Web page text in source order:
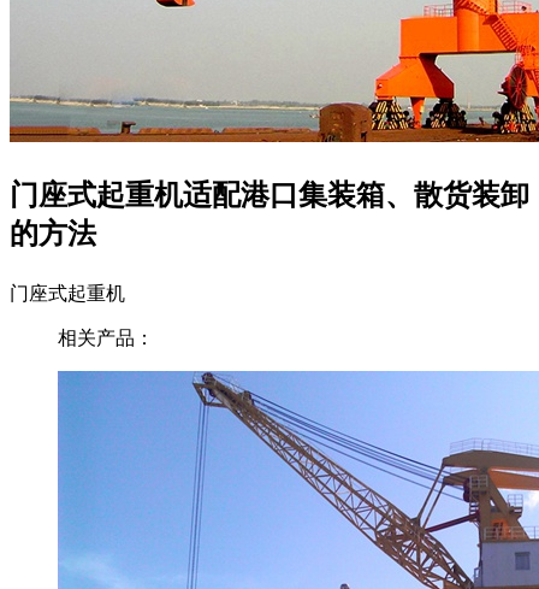
门座式起重机适配港口集装箱、散货装卸
的方法
门座式起重机
相关产品：